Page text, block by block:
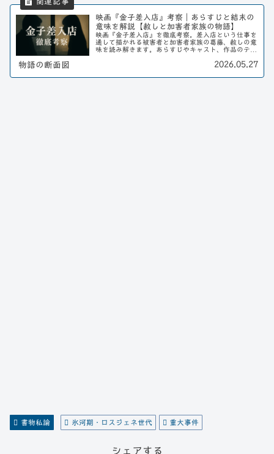
映画『金子差入店』考察｜あらすじと結末の
意味を解説【赦しと加害者家族の物語】
映画『金子差入店』を徹底考察。差入店という仕事を
通して描かれる被害者と加害者家族の葛藤、赦しの意
味を読み解きます。あらすじやキャスト、作品のテー
物語の断面図 2026.05.27
書物私論 氷河期・ロスジェネ世代 重大事件
シェアする